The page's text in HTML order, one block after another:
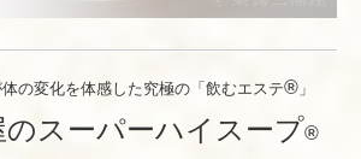
の変化を体感した究極の「飲むエステ® 」
のスーパーハイスープ®